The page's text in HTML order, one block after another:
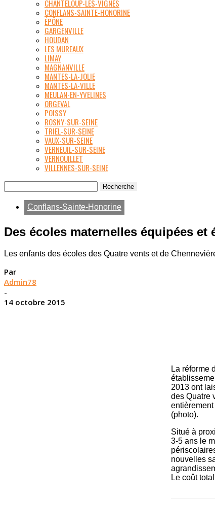
CHANTELOUP-LES-VIGNES
CONFLANS-SAINTE-HONORINE
ÉPÔNE
GARGENVILLE
HOUDAN
LES MUREAUX
LIMAY
MAGNANVILLE
MANTES-LA-JOLIE
MANTES-LA-VILLE
MEULAN-EN-YVELINES
ORGEVAL
POISSY
ROSNY-SUR-SEINE
TRIEL-SUR-SEINE
VAUX-SUR-SEINE
VERNEUIL-SUR-SEINE
VERNOUILLET
VILLENNES-SUR-SEINE
Conflans-Sainte-Honorine
Des écoles maternelles équipées et
Les enfants des écoles des Quatre vents et de
Par
Admin78
-
14 octobre 2015
La réforme
2013 ont
des Quatre
(photo).
Situé à
3-5 ans le
nouvelles
Le coût